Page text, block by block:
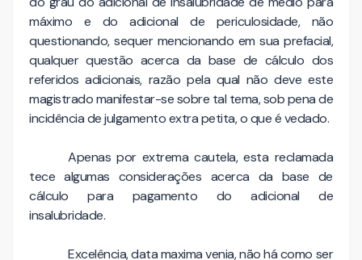
máximo e do adicional de periculosidade, não
questionando, sequer mencionando em sua prefacial,
qualquer questão acerca da base de cálculo dos
referidos adicionais, razão pela qual não deve este
magistrado manifestar-se sobre tal tema, sob pena de
incidência de julgamento extra petita, o que é vedado.
Apenas por extrema cautela, esta reclamada
tece algumas considerações acerca da base de
cálculo para pagamento do adicional de
insalubridade.
Excelência, data maxima venia, não há como ser